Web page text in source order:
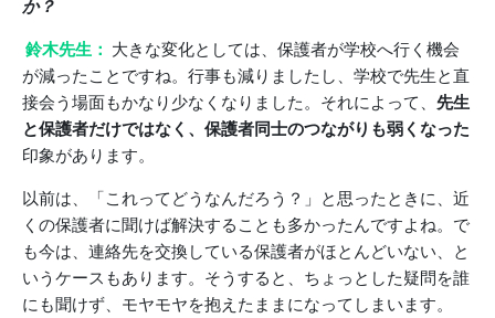
か？
鈴木先生： 大きな変化としては、保護者が学校へ行く機会
が減ったことですね。行事も減りましたし、学校で先生と直
接会う場面もかなり少なくなりました。それによって、 先生
と保護者だけではなく、保護者同士のつながりも弱くなった
印象があります。
以前は、「これってどうなんだろう？」と思ったときに、近
くの保護者に聞けば解決することも多かったんですよね。で
も今は、連絡先を交換している保護者がほとんどいない、と
いうケースもあります。そうすると、ちょっとした疑問を誰
にも聞けず、モヤモヤを抱えたままになってしまいます。